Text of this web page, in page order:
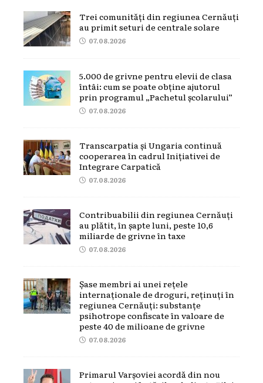
Trei comunități din regiunea Cernăuți
au primit seturi de centrale solare
07.08.2026
5.000 de grivne pentru elevii de clasa
întâi: cum se poate obține ajutorul
prin programul „Pachetul școlarului”
07.08.2026
Transcarpatia și Ungaria continuă
cooperarea în cadrul Inițiativei de
Integrare Carpatică
07.08.2026
Contribuabilii din regiunea Cernăuți
au plătit, în șapte luni, peste 10,6
miliarde de grivne în taxe
07.08.2026
Șase membri ai unei rețele
internaționale de droguri, reținuți în
regiunea Cernăuți: substanțe
psihotrope confiscate în valoare de
peste 40 de milioane de grivne
07.08.2026
Primarul Varșoviei acordă din nou